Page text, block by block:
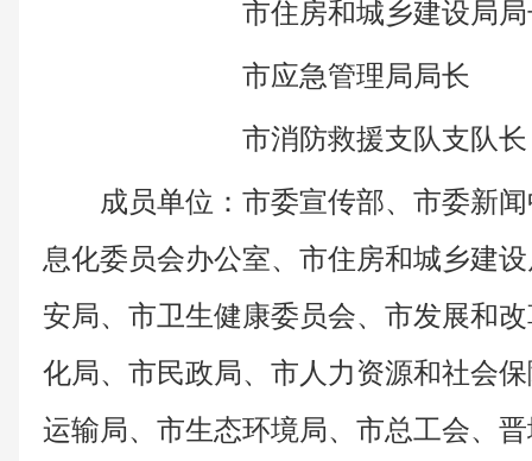
市住房和城乡建设局局
市应急管理局局长
市消防救援支队支队长
成员单位：市委宣传部、市委新
息化委员会办公室、市住房和城乡建
安局、市卫生健康委员会、市发展和
化局、市民政局、市人力资源和社会
运输局、市生态环境局、市总工会、